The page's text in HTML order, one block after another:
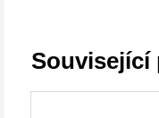
Související